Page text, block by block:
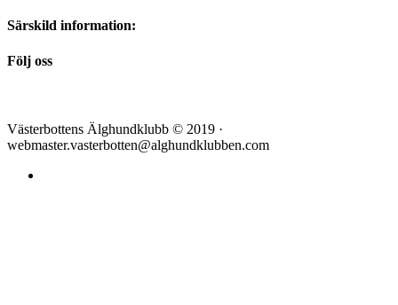
Särskild information:
Följ oss
Västerbottens Älghundklubb © 2019 ·
webmaster.vasterbotten@alghundklubben.com